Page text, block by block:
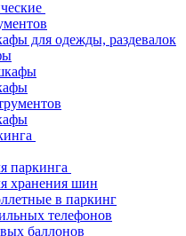
для одежды, раздевалок
паркинга
хранения шин
в паркинг
телефонов
баллонов